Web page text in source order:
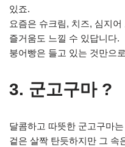
있죠.
요즘은 슈크림, 치즈, 심지
즐거움도 느낄 수 있답니다.
붕어빵은 들고 있는 것만으
3. 군고구마 ?
달콤하고 따뜻한 군고구마
겉은 살짝 탄듯하지만 그 속